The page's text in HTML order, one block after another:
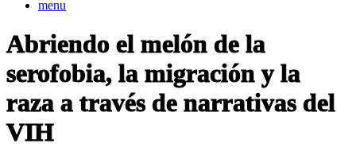
menu
Abriendo el melón de la
serofobia, la migración y la
raza a través de narrativas del
VIH